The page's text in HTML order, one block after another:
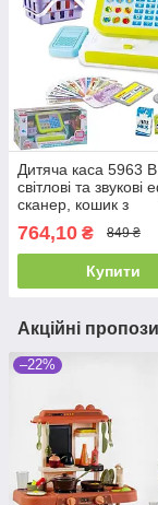
Дитяча каса 5963 В,
світлові та звукові
сканер, кошик з
764,10 ₴ 849 ₴
Купити
Акційні
–22%